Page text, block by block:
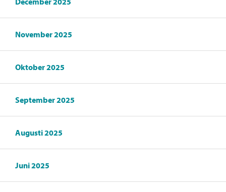
November 2025
Oktober 2025
September 2025
Augusti 2025
Juni 2025